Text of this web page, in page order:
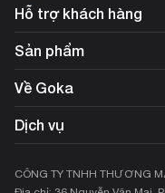
Hỗ trợ khách hàng
Sản phẩm
Về Goka
Dịch vụ
CÔNG TY TNHH THƯƠNG